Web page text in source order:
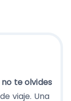
no te olvides
viaje. Una